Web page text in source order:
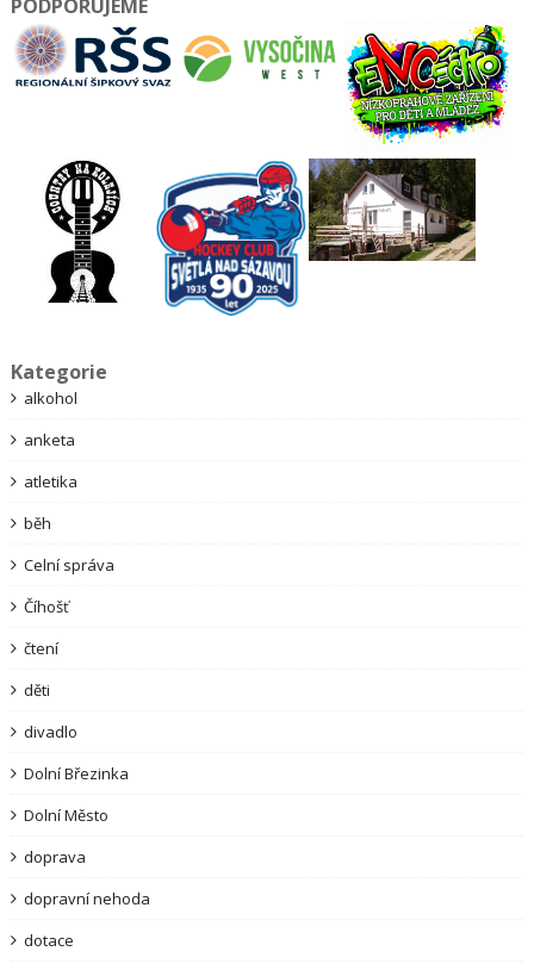
PODPORUJEME
Kategorie
alkohol
anketa
atletika
běh
Celní správa
Číhošť
čtení
děti
divadlo
Dolní Březinka
Dolní Město
doprava
dopravní nehoda
dotace